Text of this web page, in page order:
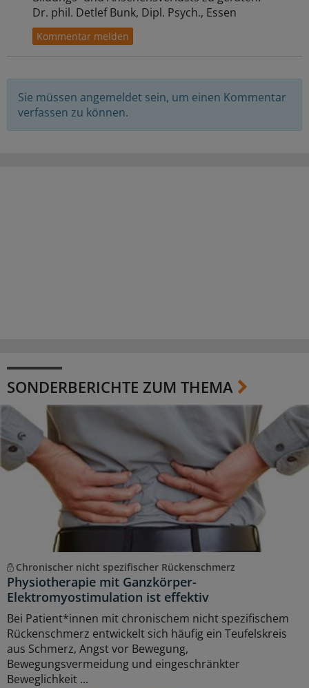
Dr. phil. Detlef Bunk, Dipl. Psych., Essen
Sie müssen angemeldet sein, um einen Kommentar
verfassen zu können.
SONDERBERICHTE ZUM THEMA
Chronischer nicht spezifischer Rückenschmerz
Physiotherapie mit Ganzkörper-
Elektromyostimulation ist effektiv
Bei Patient*innen mit chronischem nicht spezifischem
Rückenschmerz entwickelt sich häufig ein Teufelskreis
aus Schmerz, Angst vor Bewegung,
Bewegungsvermeidung und eingeschränkter
Beweglichkeit ...